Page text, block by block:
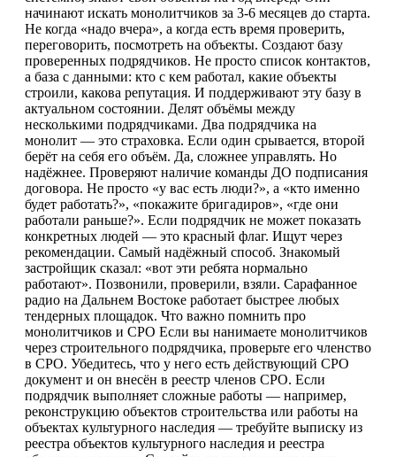
начинают искать монолитчиков за 3-6 месяцев до старта.
Не когда «надо вчера», а когда есть время проверить,
переговорить, посмотреть на объекты. Создают базу
проверенных подрядчиков. Не просто список контактов,
а база с данными: кто с кем работал, какие объекты
строили, какова репутация. И поддерживают эту базу в
актуальном состоянии. Делят объёмы между
несколькими подрядчиками. Два подрядчика на
монолит — это страховка. Если один срывается, второй
берёт на себя его объём. Да, сложнее управлять. Но
надёжнее. Проверяют наличие команды ДО подписания
договора. Не просто «у вас есть люди?», а «кто именно
будет работать?», «покажите бригадиров», «где они
работали раньше?». Если подрядчик не может показать
конкретных людей — это красный флаг. Ищут через
рекомендации. Самый надёжный способ. Знакомый
застройщик сказал: «вот эти ребята нормально
работают». Позвонили, проверили, взяли. Сарафанное
радио на Дальнем Востоке работает быстрее любых
тендерных площадок. Что важно помнить про
монолитчиков и СРО Если вы нанимаете монолитчиков
через строительного подрядчика, проверьте его членство
в СРО. Убедитесь, что у него есть действующий СРО
документ и он внесён в реестр членов СРО. Если
подрядчик выполняет сложные работы — например,
реконструкцию объектов строительства или работы на
объектах культурного наследия — требуйте выписку из
реестра объектов культурного наследия и реестра